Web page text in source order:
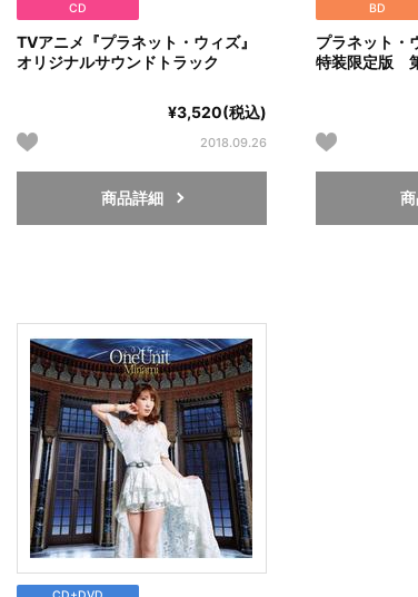
CD
TVアニメ『プラネット・ウィズ』
オリジナルサウンドトラック
¥3,520(税込)
2018.09.26
商品詳細
BD
プラネット
特装限定版